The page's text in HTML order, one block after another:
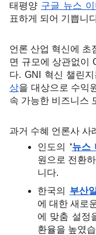
태평양 구글 뉴스 이
표하게 되어 기쁩니
언론 산업 혁신에 초
면 규모에 상관없이
다. GNI 혁신 챌린
상을 대상으로 수익
속 가능한 비즈니스
과거 수혜 언론사 사
인도의 ‘뉴스
원으로 전환
니다.
한국의 부산
에 대한 새로
에 맞춤 설정
환율을 높였